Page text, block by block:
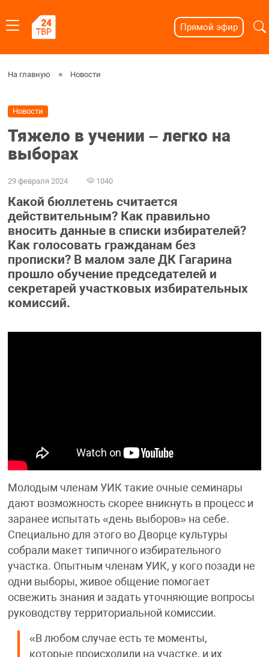
Прямой эфир
На главную Новости
Новости
Тяжело в учении – легко на
выборах
29 февраля 2024 1040
Какой бюллетень считается
действительным? Как правильно
вносить данные в списки избирателей?
Как голосовать гражданам без
прописки? В малом зале ДК Гагарина
прошло обучение председателей и
секретарей участковых избирательных
комиссий.
Молодым членам УИК такие очные семинары
дают возможность скорее вникнуть в процесс и
заранее испытать «день выборов» на себе.
Специально для этого во Дворце культуры
собрали макет типичного избирательного
участка. Опытным членам УИК, у кого позади не
одни выборы, живое общение помогает
освежить знания и задать уточняющие вопросы
руководству территориальной комиссии.
«В любом случае есть те моменты,
которые происходили на участке, и их